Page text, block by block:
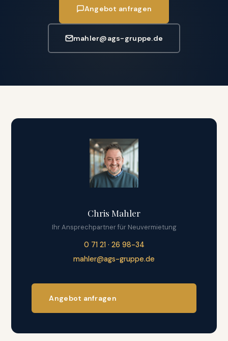
Angebot anfragen
mahler@ags-gruppe.de
Chris Mahler
Ihr Ansprechpartner für Neuvermietung
0 71 21 · 26 98-34
mahler@ags-gruppe.de
Angebot anfragen